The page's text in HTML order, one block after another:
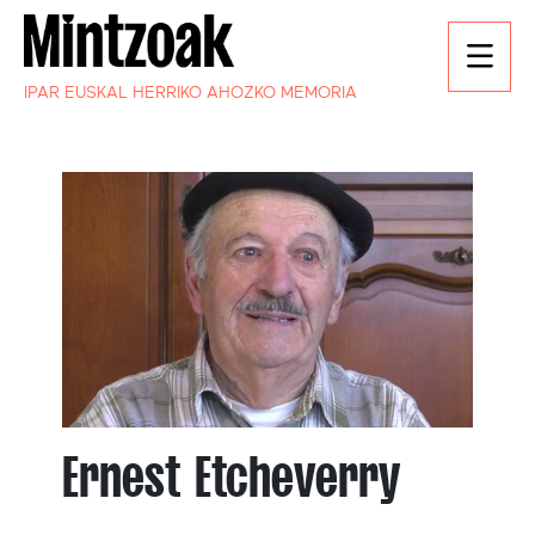
IPAR EUSKAL HERRIKO AHOZKO MEMORIA
Ernest Etcheverry